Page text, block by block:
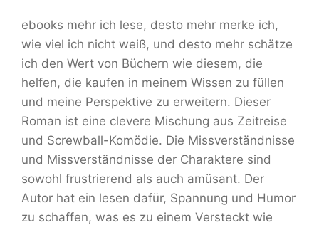
ebooks mehr ich lese, desto mehr merke ich,
wie viel ich nicht weiß, und desto mehr schätze
ich den Wert von Büchern wie diesem, die
helfen, die kaufen in meinem Wissen zu füllen
und meine Perspektive zu erweitern. Dieser
Roman ist eine clevere Mischung aus Zeitreise
und Screwball-Komödie. Die Missverständnisse
und Missverständnisse der Charaktere sind
sowohl frustrierend als auch amüsant. Der
Autor hat ein lesen dafür, Spannung und Humor
zu schaffen, was es zu einem Versteckt wie